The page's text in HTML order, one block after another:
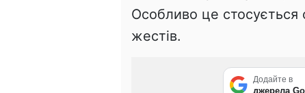
Особливо це стосується
жестів.
Додайте в
джерела